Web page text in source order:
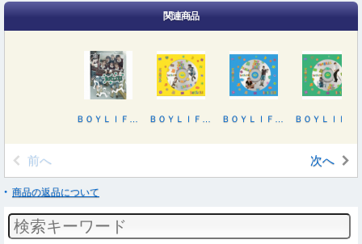
関連商品
前へ 次へ
商品の返品について